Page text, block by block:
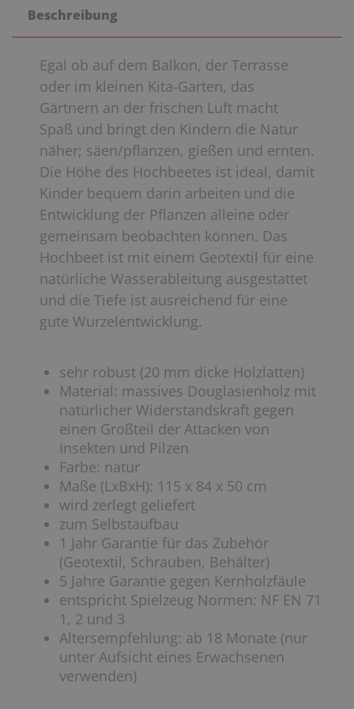
Beschreibung
Egal ob auf dem Balkon, der Terrasse
oder im kleinen Kita-Garten, das
Gärtnern an der frischen Luft macht
Spaß und bringt den Kindern die Natur
näher; säen/pflanzen, gießen und ernten.
Die Höhe des Hochbeetes ist ideal, damit
Kinder bequem darin arbeiten und die
Entwicklung der Pflanzen alleine oder
gemeinsam beobachten können. Das
Hochbeet ist mit einem Geotextil für eine
natürliche Wasserableitung ausgestattet
und die Tiefe ist ausreichend für eine
gute Wurzelentwicklung.
sehr robust (20 mm dicke Holzlatten)
Material: massives Douglasienholz mit
natürlicher Widerstandskraft gegen
einen Großteil der Attacken von
Insekten und Pilzen
Farbe: natur
Maße (LxBxH): 115 x 84 x 50 cm
wird zerlegt geliefert
zum Selbstaufbau
1 Jahr Garantie für das Zubehör
(Geotextil, Schrauben, Behälter)
5 Jahre Garantie gegen Kernholzfäule
entspricht Spielzeug Normen: NF EN 71
1, 2 und 3
Altersempfehlung: ab 18 Monate (nur
unter Aufsicht eines Erwachsenen
verwenden)